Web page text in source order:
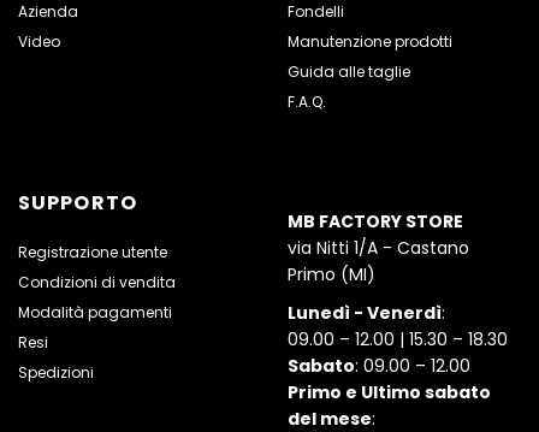
Azienda
Video
Fondelli
Manutenzione prodotti
Guida alle taglie
F.A.Q.
SUPPORTO
Registrazione utente
Condizioni di vendita
Modalità pagamenti
Resi
Spedizioni
MB FACTORY STORE
via Nitti 1/A - Castano
Primo (MI)
Lunedì - Venerdì:
09.00 – 12.00 | 15.30 – 18.30
Sabato: 09.00 – 12.00
Primo e Ultimo sabato
del mese: